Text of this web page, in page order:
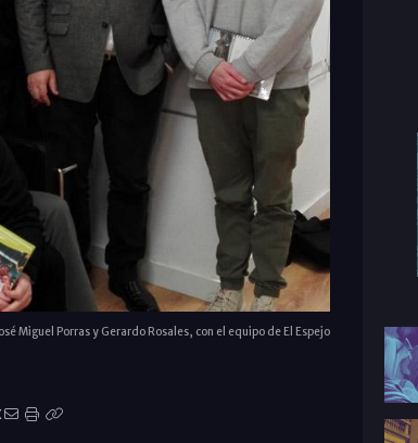
Miguel Porras y Gerardo Rosales, con el equipo de El Espejo